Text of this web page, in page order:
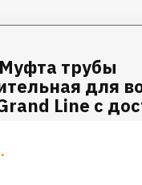
трубы
для
Line с